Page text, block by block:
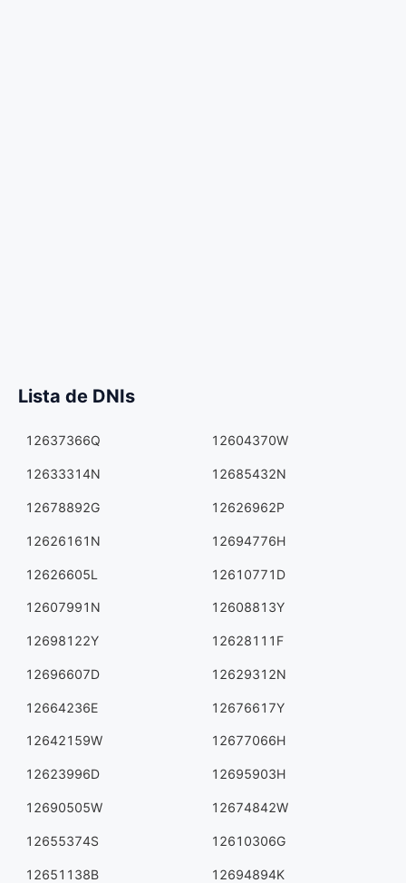
Lista de DNIs
12637366Q 12604370W
12633314N 12685432N
12678892G 12626962P
12626161N 12694776H
12626605L 12610771D
12607991N 12608813Y
12698122Y 12628111F
12696607D 12629312N
12664236E 12676617Y
12642159W 12677066H
12623996D 12695903H
12690505W 12674842W
12655374S 12610306G
12651138B 12694894K